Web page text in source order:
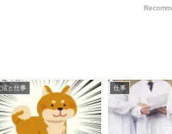
活と仕事 仕事